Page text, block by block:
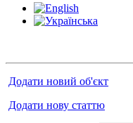
Додати новий об'єкт
Додати нову статтю